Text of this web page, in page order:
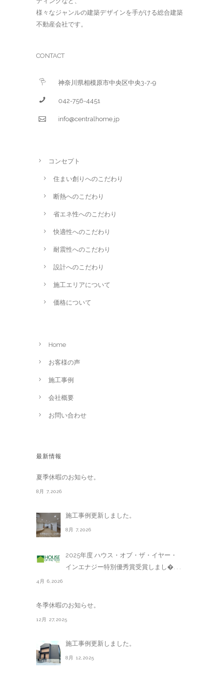
様々なジャンルの建築デザインを手がける総合建築
不動産会社です。
CONTACT
神奈川県相模原市中央区中央3-7-9
042-756-4451
info@centralhome.jp
コンセプト
住まい創りへのこだわり
断熱へのこだわり
省エネ性へのこだわり
快適性へのこだわり
耐震性へのこだわり
設計へのこだわり
施工エリアについて
価格について
Home
お客様の声
施工事例
会社概要
お問い合わせ
最新情報
夏季休暇のお知らせ。
8月 7,2026
施工事例更新しました。
8月 7,2026
2025年度 ハウス・オブ・ザ・イヤー・
インエナジー特別優秀賞受賞しまし�. . .
4月 6,2026
冬季休暇のお知らせ。
12月 27,2025
施工事例更新しました。
8月 12,2025